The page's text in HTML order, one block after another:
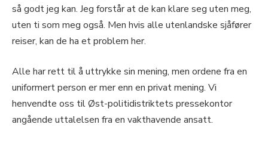
så godt jeg kan. Jeg forstår at de kan klare seg uten meg,
uten ti som meg også. Men hvis alle utenlandske sjåfører
reiser, kan de ha et problem her.
Alle har rett til å uttrykke sin mening, men ordene fra en
uniformert person er mer enn en privat mening. Vi
henvendte oss til Øst-politidistriktets pressekontor
angående uttalelsen fra en vakthavende ansatt.